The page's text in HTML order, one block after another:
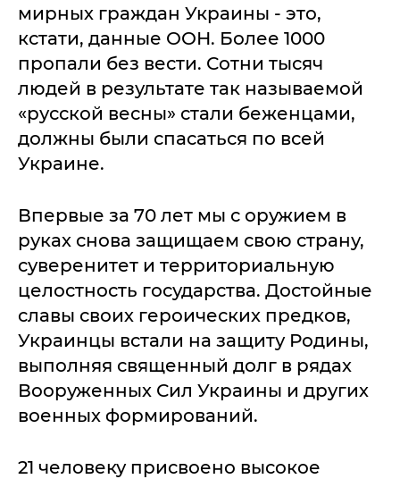
мирных граждан Украины - это,
кстати, данные ООН. Более 1000
пропали без вести. Сотни тысяч
людей в результате так называемой
«русской весны» стали беженцами,
должны были спасаться по всей
Украине.
Впервые за 70 лет мы с оружием в
руках снова защищаем свою страну,
суверенитет и территориальную
целостность государства. Достойные
славы своих героических предков,
Украинцы встали на защиту Родины,
выполняя священный долг в рядах
Вооруженных Сил Украины и других
военных формирований.
21 человеку присвоено высокое